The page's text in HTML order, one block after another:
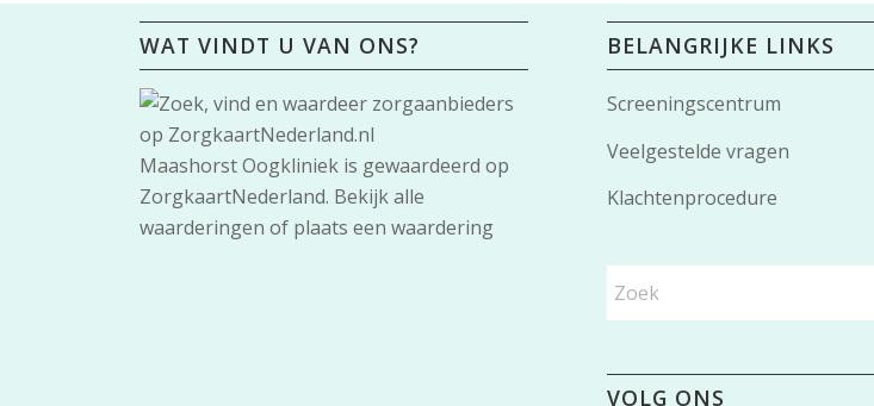
WAT VINDT U VAN ONS?
Maashorst Oogkliniek is gewaardeerd op
ZorgkaartNederland. Bekijk alle
waarderingen of plaats een waardering
BELANGRIJKE LINKS
Screeningscentrum
Veelgestelde vragen
Klachtenprocedure
VOLG ONS